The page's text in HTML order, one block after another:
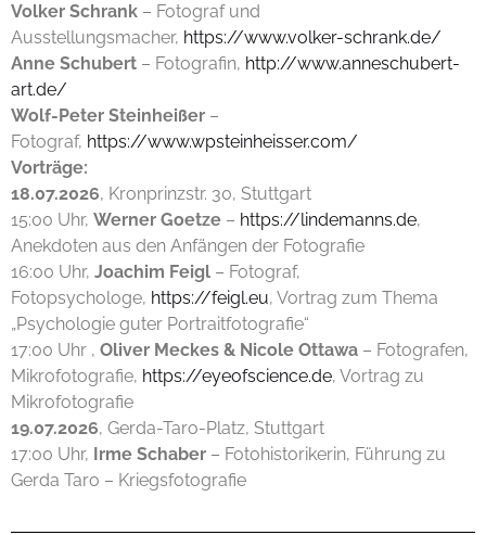
Volker Schrank – Fotograf und
Ausstellungsmacher, https://www.volker-schrank.de/
Anne Schubert – Fotografin, http://www.anneschubert-
art.de/
Wolf-Peter Steinheißer –
Fotograf, https://www.wpsteinheisser.com/
Vorträge:
18.07.2026, Kronprinzstr. 30, Stuttgart
15:00 Uhr, Werner Goetze – https://lindemanns.de,
Anekdoten aus den Anfängen der Fotografie
16:00 Uhr, Joachim Feigl – Fotograf,
Fotopsychologe, https://feigl.eu, Vortrag zum Thema
„Psychologie guter Portraitfotografie“
17:00 Uhr , Oliver Meckes & Nicole Ottawa – Fotografen,
Mikrofotografie, https://eyeofscience.de, Vortrag zu
Mikrofotografie
19.07.2026, Gerda-Taro-Platz, Stuttgart
17:00 Uhr, Irme Schaber – Fotohistorikerin, Führung zu
Gerda Taro – Kriegsfotografie